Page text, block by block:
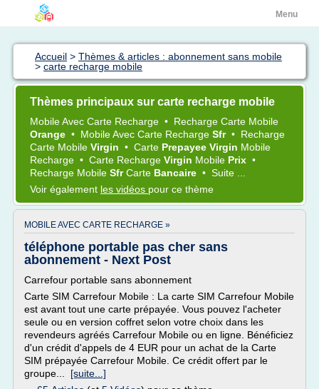
Menu
Accueil > Thèmes & articles : abonnement sans mobile
> carte recharge mobile
Thèmes principaux sur carte recharge mobile
MobileAvec Carte Recharge • Recharge Carte Mobile
Orange • MobileAvec Carte Recharge Sfr • Recharge
Carte Mobile Virgin • Carte Prepayee Virgin Mobile
Recharge • Carte Recharge Virgin Mobile Prix •
Recharge Mobile SfrCarte Bancaire • Suite ...
Voir également les vidéos pour ce thème
MOBILE AVEC CARTE RECHARGE »
téléphone portable pas cher sans
abonnement - Next Post
Carrefour portable sans abonnement
Carte SIM Carrefour Mobile : La carte SIM Carrefour Mobile
est avant tout une carte prépayée. Vous pouvez l'acheter
seule ou en version coffret selon votre choix dans les
revendeurs agréés Carrefour Mobile ou en ligne. Bénéficiez
d'un crédit d'appels de 4 EUR pour un achat de la Carte
SIM prépayée Carrefour Mobile. Ce crédit offert par le
groupe... [suite...]